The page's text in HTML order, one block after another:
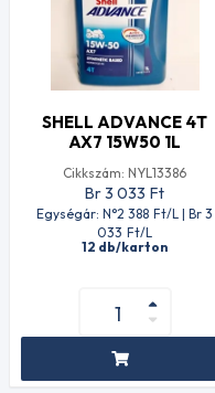
SHELL ADVANCE 4T
AX7 15W50 1L
Cikkszám: NYL13386
Br 3 033 Ft
Egységár: N°2 388 Ft/L | Br 3
033 Ft/L
12 db/karton